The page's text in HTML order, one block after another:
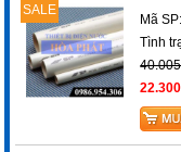
SALE
Mã
Tình